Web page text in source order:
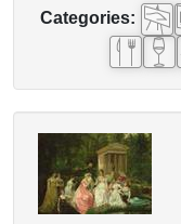
Categories: